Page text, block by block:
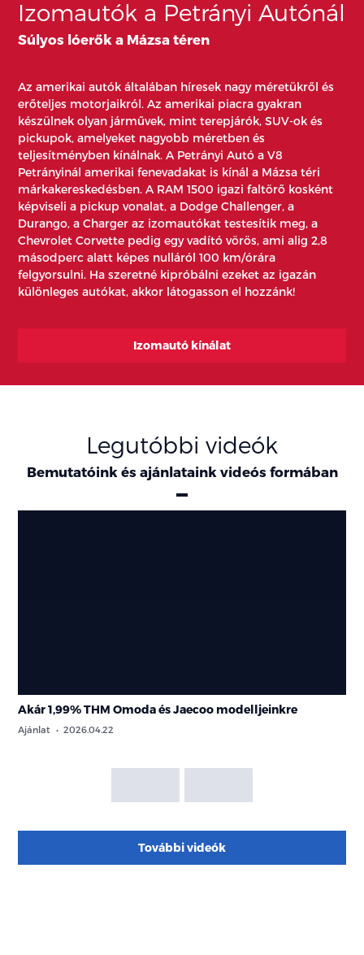
Izomautók a Petrányi Autónál
Súlyos lóerők a Mázsa téren
Az amerikai autók általában híresek nagy méretükről és
erőteljes motorjaikról. Az amerikai piacra gyakran
készülnek olyan járművek, mint terepjárók, SUV-ok és
pickupok, amelyeket nagyobb méretben és
teljesítményben kínálnak. A Petrányi Autó a V8
Petrányinál amerikai fenevadakat is kínál a Mázsa téri
márkakereskedésben. A RAM 1500 igazi faltörő kosként
képviseli a pickup vonalat, a Dodge Challenger, a
Durango, a Charger az izomautókat testesítik meg, a
Chevrolet Corvette pedig egy vadító vörös, ami alig 2,8
másodperc alatt képes nulláról 100 km/órára
felgyorsulni. Ha szeretné kipróbálni ezeket az igazán
különleges autókat, akkor látogasson el hozzánk!
Izomautó kínálat
Legutóbbi videók
Bemutatóink és ajánlataink videós formában
Akár 1,99% THM Omoda és Jaecoo modelljeinkre
Ajánlat 2026.04.22
További videók